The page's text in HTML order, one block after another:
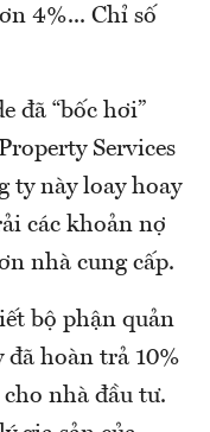
4%... Chỉ số
đã “bốc hơi”
Services
ty này loay hoay
các khoản nợ
nhà cung cấp.
bộ phận quản
đã hoàn trả 10%
nhà đầu tư.